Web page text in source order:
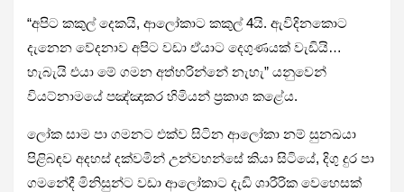
“අපිට කකුල් දෙකයි, ආලෝකාට කකුල් 4යි. ඇවිදිනකොට
දැනෙන වේදනාව අපිට වඩා ඒයාට දෙගුණයක් වැඩියි…
හැබැයි එයා මේ ගමන අත්හරින්නේ නැහැ” යනුවෙන්
වියට්නාමයේ පඤ්ඤාකර හිමියන් ප්‍රකාශ කළේය.
ලෝක සාම පා ගමනට එක්ව සිටින ආලෝකා නම් සුනඛයා
පිළිබඳව අදහස් දක්වමින් උන්වහන්සේ කියා සිටියේ, දිගු දුර පා
ගමනේදී මිනිසුන්ට වඩා ආලෝකාට දැඩි ශාරීරික වෙහෙසක්